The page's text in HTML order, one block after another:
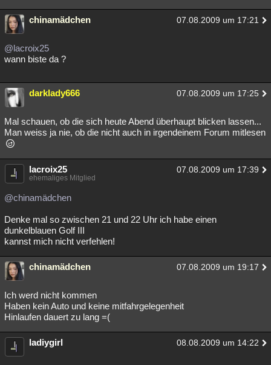
chinamädchen 07.08.2009 um 17:21
@lacroix25
wann biste da ?
darklady666 07.08.2009 um 17:25
Mal schauen, ob die sich heute Abend überhaupt blicken lassen...
Man weiss ja nie, ob die nicht auch in irgendeinem Forum mitlesen
lacroix25 07.08.2009 um 17:39
ehemaliges Mitglied
@chinamädchen
Denke mal so zwischen 21 und 22 Uhr ich habe einen
dunkelblauen Golf III
kannst mich nicht verfehlen!
chinamädchen 07.08.2009 um 19:17
Ich werd nicht kommen
Haben kein Auto und keine mitfahrgelegenheit
Hinlaufen dauert zu lang =(
ladiygirl 08.08.2009 um 14:22